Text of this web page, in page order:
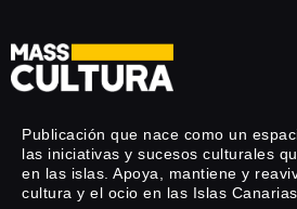
Publicación que nace como un
las iniciativas y sucesos culturales
en las islas. Apoya, mantiene y
cultura y el ocio en las Islas